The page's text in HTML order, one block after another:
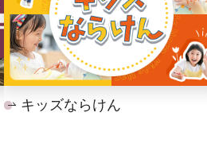
キッズならけん